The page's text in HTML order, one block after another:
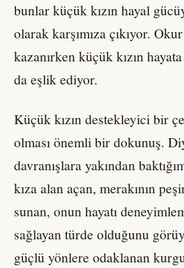
bunlar küçük kızın hayal
olarak karşımıza çıkıyor.
kazanırken küçük kızın
da eşlik ediyor.
Küçük kızın destekleyici bir
olması önemli bir dokunuş.
davranışlara yakından
kıza alan açan, merakının
sunan, onun hayatı
sağlayan türde olduğunu
güçlü yönlere odaklanan